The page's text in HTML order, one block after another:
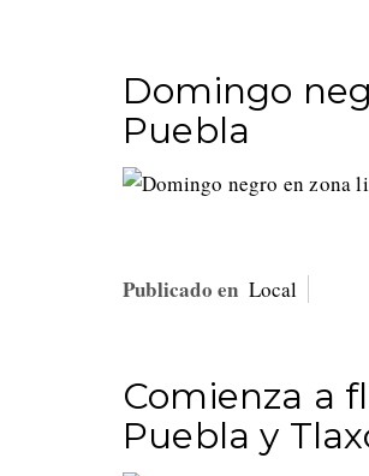
Domingo
Puebla
Publicado en Local
Comienza a
Puebla y